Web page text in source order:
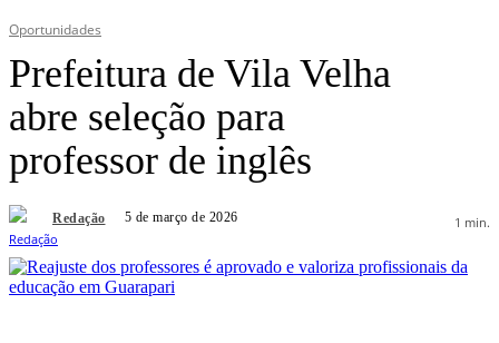
Oportunidades
Prefeitura de Vila Velha
abre seleção para
professor de inglês
Redação 5 de março de 2026 1 min.